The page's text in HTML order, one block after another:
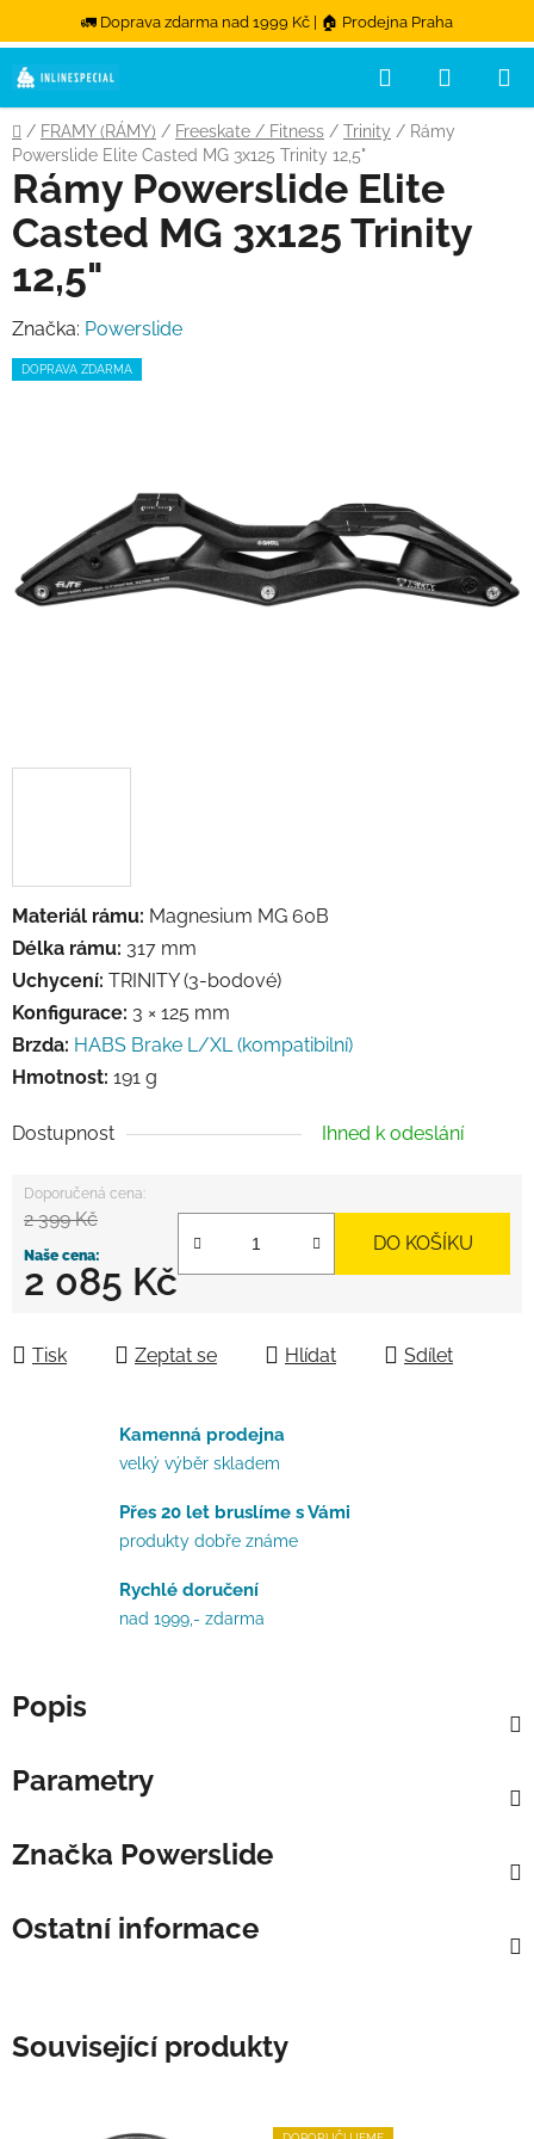
🚛 Doprava zdarma nad 1999 Kč | 🏠 Prodejna Praha
Přejít na obsah
Hledat
Domů
/ FRAMY (RÁMY) / Freeskate / Fitness / Trinity / Rámy
Powerslide Elite Casted MG 3x125 Trinity 12,5"
Materiál rámu: Magnesium MG 60B
Délka rámu: 317 mm
Uchycení: TRINITY (3-bodové)
Konfigurace: 3 × 125 mm
Brzda: HABS Brake L/XL (kompatibilní)
Hmotnost: 191 g
Dostupnost Ihned k odeslání
2 399 Kč
2 085 Kč
DO KOŠÍKU
Tisk Zeptat se Hlídat Sdílet
Rámy Powerslide Elite
Casted MG 3x125 Trinity
12,5"
Značka: Powerslide
DOPRAVA ZDARMA
Kamenná prodejna
velký výběr skladem
Přes 20 let bruslíme s Vámi
produkty dobře známe
Rychlé doručení
nad 1999,- zdarma
Popis
Parametry
Značka Powerslide
Ostatní informace
Související produkty